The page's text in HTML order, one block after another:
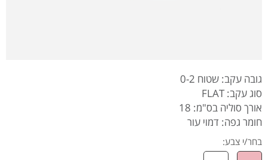
גובה עקב: שטוח 0-2
סוג עקב: FLAT
אורך סוליה בס"מ: 18
חומר גפה: דמוי עור
בחר/י צבע: